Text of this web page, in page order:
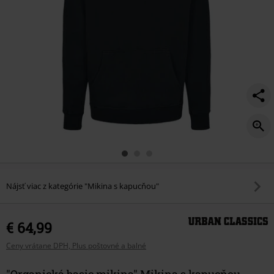
Nájsť viac z kategórie "Mikina s kapucňou"
€ 64,99
Ceny vrátane DPH, Plus poštovné a balné